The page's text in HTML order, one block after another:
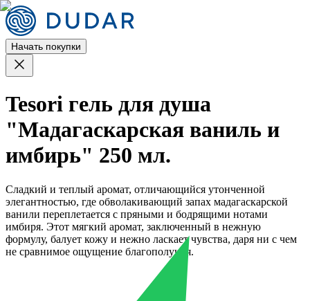
Начать покупки
Tesori гель для душа
"Мадагаскарская ваниль и
имбирь" 250 мл.
Сладкий и теплый аромат, отличающийся утонченной
элегантностью, где обволакивающий запах мадагаскарской
ванили переплетается с пряными и бодрящими нотами
имбиря. Этот мягкий аромат, заключенный в нежную
формулу, балует кожу и нежно ласкает чувства, даря ни с чем
не сравнимое ощущение благополучия.